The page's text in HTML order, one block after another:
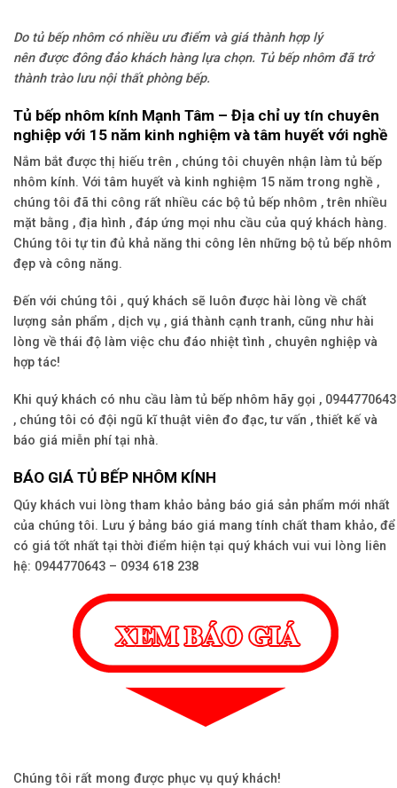
Do tủ bếp nhôm có nhiều ưu điểm và giá thành hợp lý
nên được đông đảo khách hàng lựa chọn. Tủ bếp nhôm đã trở
thành trào lưu nội thất phòng bếp.
Tủ bếp nhôm kính Mạnh Tâm – Địa chỉ uy tín chuyên
nghiệp với 15 năm kinh nghiệm và tâm huyết với nghề
Nắm bắt được thị hiếu trên , chúng tôi chuyên nhận làm tủ bếp
nhôm kính. Với tâm huyết và kinh nghiệm 15 năm trong nghề ,
chúng tôi đã thi công rất nhiều các bộ tủ bếp nhôm , trên nhiều
mặt bằng , địa hình , đáp ứng mọi nhu cầu của quý khách hàng.
Chúng tôi tự tin đủ khả năng thi công lên những bộ tủ bếp nhôm
đẹp và công năng.
Đến với chúng tôi , quý khách sẽ luôn được hài lòng về chất
lượng sản phẩm , dịch vụ , giá thành cạnh tranh, cũng như hài
lòng về thái độ làm việc chu đáo nhiệt tình , chuyên nghiệp và
hợp tác!
Khi quý khách có nhu cầu làm tủ bếp nhôm hãy gọi , 0944770643
, chúng tôi có đội ngũ kĩ thuật viên đo đạc, tư vấn , thiết kế và
báo giá miễn phí tại nhà.
BÁO GIÁ TỦ BẾP NHÔM KÍNH
Qúy khách vui lòng tham khảo bảng báo giá sản phẩm mới nhất
của chúng tôi. Lưu ý bảng báo giá mang tính chất tham khảo, để
có giá tốt nhất tại thời điểm hiện tại quý khách vui vui lòng liên
hệ: 0944770643 – 0934 618 238
Chúng tôi rất mong được phục vụ quý khách!